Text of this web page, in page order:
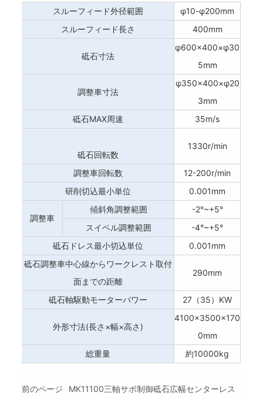
スルーフィード外径範囲
φ10-φ200mm
スルーフィード長さ
400mm
砥石寸法
φ600×400×φ30
5mm
調整車寸法
φ350×400×φ20
3mm
砥石MAX周速
35m/s
砥石回転数
1330r/min
調整車回転数
12-200r/min
研削切込最小単位
0.001mm
調整車
傾斜角調整範囲
-2°~+5°
スイベル調整範囲
-4°~+5°
砥石ドレス最小切込単位
0.001mm
砥石調整車中心線からワークレスト取付
面までの距離
290mm
砥石軸駆動モーターパワー 27（35）KW
外形寸法(長さ×幅×高さ)
4100×3500×170
0mm
総重量
約10000kg
前のページ MK11100三軸サボ制御砥石広幅センターレス